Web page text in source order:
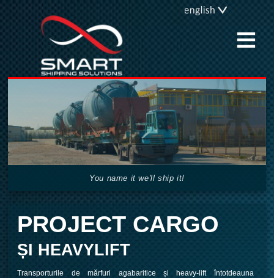
≡
You name it we'll ship it!
PROJECT CARGO
ȘI HEAVYLIFT
Transporturile de mărfuri agabaritice și heavy-lift întotdeauna